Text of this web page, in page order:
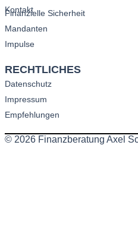
Kontakt
Finanzielle Sicherheit
Mandanten
Impulse
RECHTLICHES
Datenschutz
Impressum
Empfehlungen